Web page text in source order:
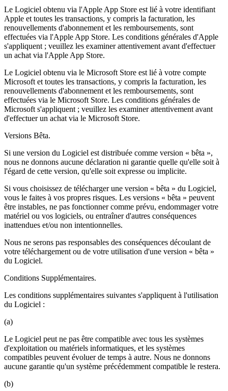
Le Logiciel obtenu via l'Apple App Store est lié à votre identifiant
Apple et toutes les transactions, y compris la facturation, les
renouvellements d'abonnement et les remboursements, sont
effectuées via l'Apple App Store. Les conditions générales d'Apple
s'appliquent ; veuillez les examiner attentivement avant d'effectuer
un achat via l'Apple App Store.
Le Logiciel obtenu via le Microsoft Store est lié à votre compte
Microsoft et toutes les transactions, y compris la facturation, les
renouvellements d'abonnement et les remboursements, sont
effectuées via le Microsoft Store. Les conditions générales de
Microsoft s'appliquent ; veuillez les examiner attentivement avant
d'effectuer un achat via le Microsoft Store.
Versions Bêta.
Si une version du Logiciel est distribuée comme version « bêta »,
nous ne donnons aucune déclaration ni garantie quelle qu'elle soit à
l'égard de cette version, qu'elle soit expresse ou implicite.
Si vous choisissez de télécharger une version « bêta » du Logiciel,
vous le faites à vos propres risques. Les versions « bêta » peuvent
être instables, ne pas fonctionner comme prévu, endommager votre
matériel ou vos logiciels, ou entraîner d'autres conséquences
inattendues et/ou non intentionnelles.
Nous ne serons pas responsables des conséquences découlant de
votre téléchargement ou de votre utilisation d'une version « bêta »
du Logiciel.
Conditions Supplémentaires.
Les conditions supplémentaires suivantes s'appliquent à l'utilisation
du Logiciel :
(a)
Le Logiciel peut ne pas être compatible avec tous les systèmes
d'exploitation ou matériels informatiques, et les systèmes
compatibles peuvent évoluer de temps à autre. Nous ne donnons
aucune garantie qu'un système précédemment compatible le restera.
(b)